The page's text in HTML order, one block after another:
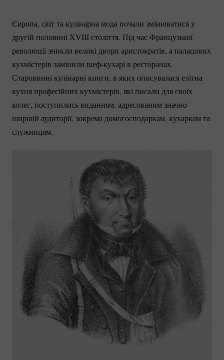
Європа, світ та кулінарна мода почали змінюватися у
другій половині XVIII століття. Під час Французької
революції зникли великі двори аристократів, а палацових
кухмістерів замінили шеф-кухарі в ресторанах.
Старовинні кулінарні книги, в яких описувалася елітна
кухня професійних кухмістерів, які писали для своїх
колег, поступились виданням, адресованим значно
ширшій аудиторії, зокрема домогосподаркам, кухаркам та
служницям.